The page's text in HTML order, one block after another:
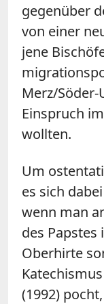
gegenüber
von einer
jene
Merz/
Einspruch
wollten.
Um
es sich
wenn man
des Papstes
Oberhirte
(1992)